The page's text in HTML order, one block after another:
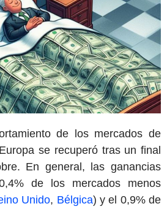
de los mercados de
se recuperó tras un final
En general, las ganancias
de los mercados menos
Unido, Bélgica) y el 0,9% de